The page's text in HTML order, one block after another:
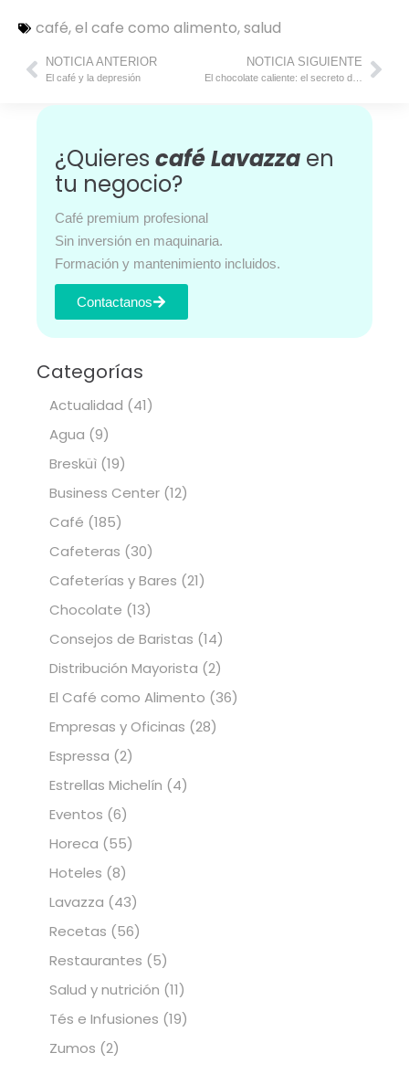
café,el cafe como alimento,salud
NOTICIA ANTERIOR
El café y la depresión
NOTICIA SIGUIENTE
¿Quieres café Lavazza en
tu negocio?
Café premium profesional
Sin inversión en maquinaria.
Formación y mantenimiento incluidos.
Contactanos
Categorías
Actualidad (41)
Agua (9)
Bresküì (19)
Business Center (12)
Café (185)
Cafeteras (30)
Cafeterías y Bares (21)
Chocolate (13)
Consejos de Baristas (14)
Distribución Mayorista (2)
El Café como Alimento (36)
Empresas y Oficinas (28)
Espressa (2)
Estrellas Michelín (4)
Eventos (6)
Horeca (55)
Hoteles (8)
Lavazza (43)
Recetas (56)
Restaurantes (5)
Salud y nutrición (11)
Tés e Infusiones (19)
Zumos (2)